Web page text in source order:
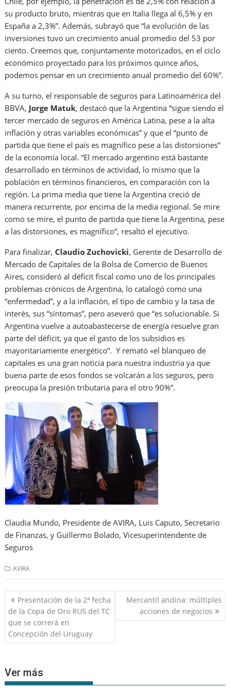
su producto bruto, mientras que en Italia llega al 6,5% y en
España a 2,3%”. Además, subrayó que “la evolución de las
inversiones tuvo un crecimiento anual promedio del 53 por
ciento. Creemos que, conjuntamente motorizados, en el ciclo
económico proyectado para los próximos quince años,
podemos pensar en un crecimiento anual promedio del 60%”.
A su turno, el responsable de seguros para Latinoamérica del
BBVA, Jorge Matuk, destacó que la Argentina “sigue siendo el
tercer mercado de seguros en América Latina, pese a la alta
inflación y otras variables económicas” y que el “punto de
partida que tiene el país es magnífico pese a las distorsiones”
de la economía local. “El mercado argentino está bastante
desarrollado en términos de actividad, lo mismo que la
población en términos financieros, en comparación con la
región. La prima media que tiene la Argentina creció de
manera recurrente, por encima de la media regional. Se mire
como se mire, el punto de partida que tiene la Argentina, pese
a las distorsiones, es magnífico”, resaltó el ejecutivo.
Para finalizar, Claudio Zuchovicki, Gerente de Desarrollo de
Mercado de Capitales de la Bolsa de Comercio de Buenos
Aires, consideró al déficit fiscal como uno de los principales
problemas crónicos de Argentina, lo catalogó como una
“enfermedad”, y a la inflación, el tipo de cambio y la tasa de
interés, sus “síntomas”, pero aseveró que “es solucionable. Si
Argentina vuelve a autoabastecerse de energía resuelve gran
parte del déficit, ya que el gasto de los subsidios es
mayoritariamente energético”. Y remató «el blanqueo de
capitales es una gran noticia para nuestra industria ya que
buena parte de esos fondos se volcarán a los seguros, pero
preocupa la presión tributaria para el otro 90%”.
Claudia Mundo, Presidente de AVIRA, Luis Caputo, Secretario
de Finanzas, y Guillermo Bolado, Vicesuperintendente de
Seguros
AVIRA
Navegación
de
entradas
Presentación de la 2ª fecha
de la Copa de Oro RUS del TC
que se correrá en
Concepción del Uruguay
Mercantil andina: múltiples
acciones de negocios
Ver más